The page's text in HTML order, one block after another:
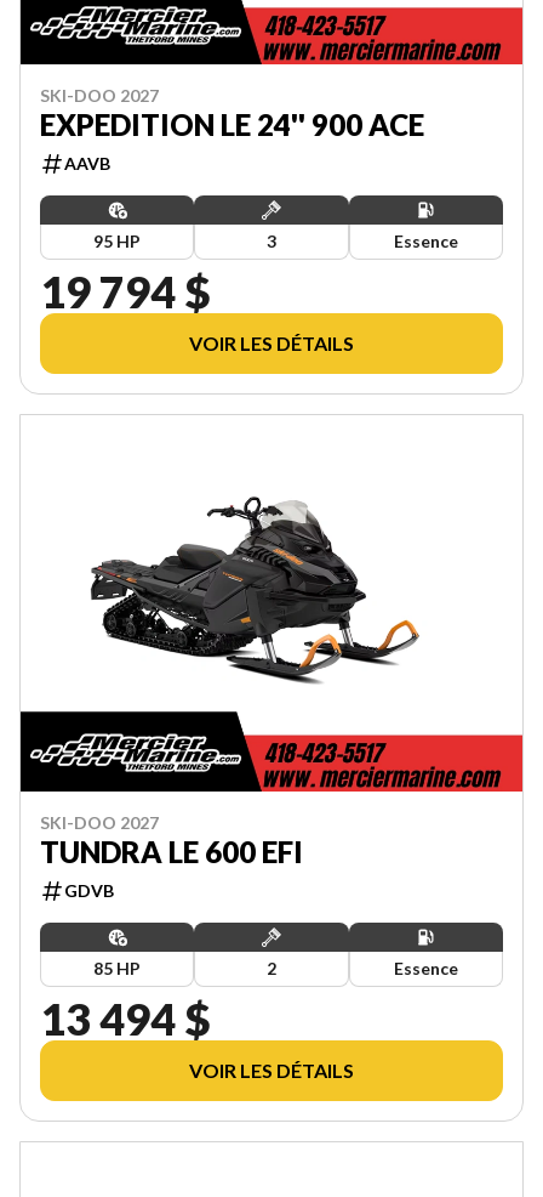
SKI-DOO 2027
EXPEDITION LE 24'' 900 ACE
AAVB
95 HP 3 Essence
19 794 $
VOIR LES DÉTAILS
SKI-DOO 2027
TUNDRA LE 600 EFI
GDVB
85 HP 2 Essence
13 494 $
VOIR LES DÉTAILS